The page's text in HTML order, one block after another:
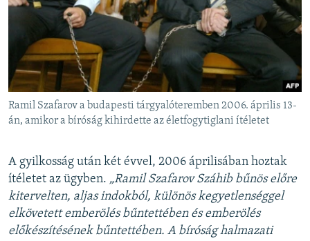
Ramil Szafarov a budapesti tárgyalóteremben 2006. április 13-
án, amikor a bíróság kihirdette az életfogytiglani ítéletet
A gyilkosság után két évvel, 2006 áprilisában hoztak
ítéletet az ügyben. „Ramil Szafarov Száhib bűnös előre
kitervelten, aljas indokból, különös kegyetlenséggel
elkövetett emberölés bűntettében és emberölés
előkészítésének bűntettében. A bíróság halmazati